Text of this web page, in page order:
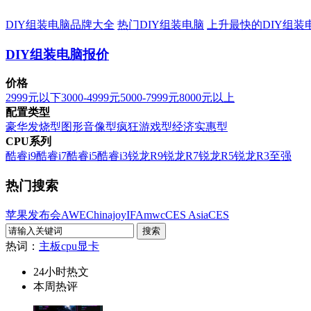
DIY组装电脑品牌大全 热门DIY组装电脑 上升最快的DIY组装
DIY组装电脑报价
价格
2999元以下3000-4999元5000-7999元8000元以上
配置类型
豪华发烧型图形音像型疯狂游戏型经济实惠型
CPU系列
酷睿i9酷睿i7酷睿i5酷睿i3锐龙R9锐龙R7锐龙R5锐龙R3至强
热门搜索
苹果发布会AWEChinajoyIFAmwcCES AsiaCES
热词： 主板cpu显卡
24小时热文
本周热评